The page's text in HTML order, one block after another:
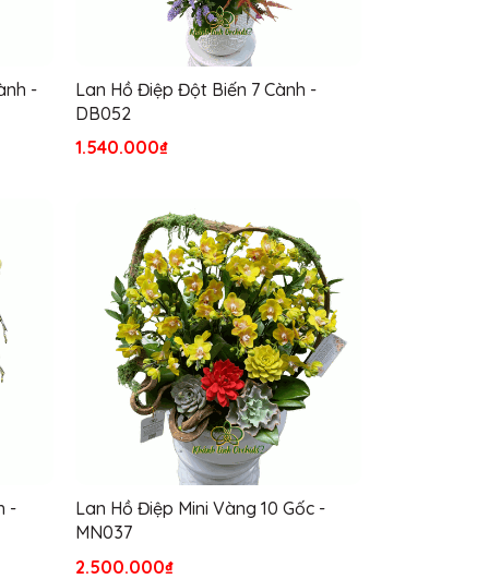
-
Lan Hồ Điệp Đột Biến 7 Cành -
DB052
1.540.000₫
-
Lan Hồ Điệp Mini Vàng 10 Gốc -
MN037
2.500.000₫